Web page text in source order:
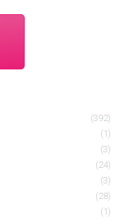
(392)
(1)
(3)
(24)
(3)
(28)
(1)